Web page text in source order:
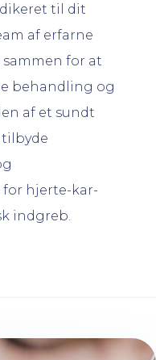
til dit
af erfarne
for at
behandling og
af et sundt
tilbyde
hjerte-kar-
indgreb.